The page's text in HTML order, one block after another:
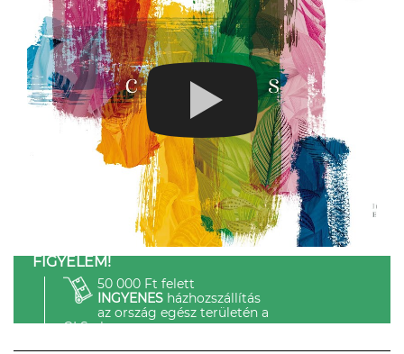
FIGYELEM!
50 000 Ft felett
INGYENESházhozszállítás
az ország egész területén a
GLS-el.